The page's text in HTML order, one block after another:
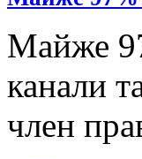
Майже
канали
член